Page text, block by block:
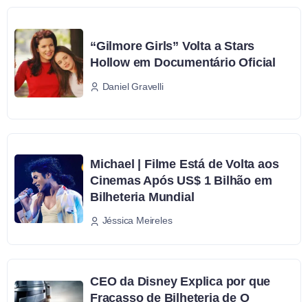
“Gilmore Girls” Volta a Stars
Hollow em Documentário Oficial
Daniel Gravelli
Michael | Filme Está de Volta aos
Cinemas Após US$ 1 Bilhão em
Bilheteria Mundial
Jéssica Meireles
CEO da Disney Explica por que
Fracasso de Bilheteria de O